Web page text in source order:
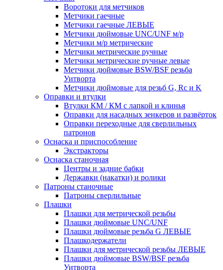
Воротоки для метчиков
Метчики гаечные
Метчики гаечные ЛЕВЫЕ
Метчики дюймовые UNC/UNF м/р
Метчики м/р метрические
Метчики метрические ручные
Метчики метрические ручные левые
Метчики дюймовые BSW/BSF резьба
Уитворта
Метчики дюймовые для резьб G, Rc и K
Оправки и втулки
Втулки КМ / КМ с лапкой и клинья
Оправки для насадных зенкеров и развёрток
Оправки переходные для сверлильных
патронов
Оснаска и приспособление
Экстракторы
Оснаска станочная
Центры и задние бабки
Державки (накатки) и ролики
Патроны станочные
Патроны сверлильные
Плашки
Плашки для метрической резьбы
Плашки дюймовые UNC/UNF
Плашки дюймовые резьба G ЛЕВЫЕ
Плашкодержатели
Плашки для метрической резьбы ЛЕВЫЕ
Плашки дюймовые BSW/BSF резьба
Уитворта